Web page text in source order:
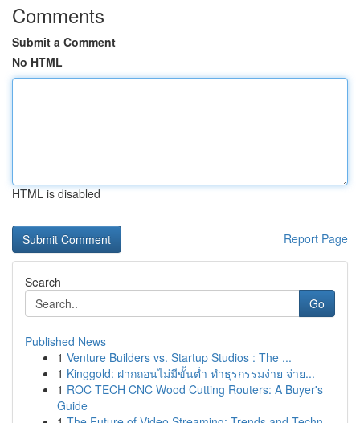
Comments
Submit a Comment
No HTML
HTML is disabled
Report Page
Search
Go
Published News
1 Venture Builders vs. Startup Studios : The ...
1 Kinggold: ฝากถอนไม่มีขั้นต่ำ ทำธุรกรรมง่าย จ่าย...
1 ROC TECH CNC Wood Cutting Routers: A Buyer's
Guide